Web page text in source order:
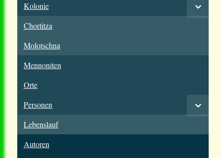
Kolonie
Chortitza
Molotschna
Mennoniten
Orte
Personen
Lebenslauf
Autoren